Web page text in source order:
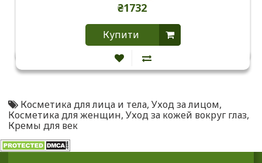
₴1732
Купити
Косметика для лица и тела, Уход за лицом,
Косметика для женщин, Уход за кожей вокруг глаз,
Кремы для век